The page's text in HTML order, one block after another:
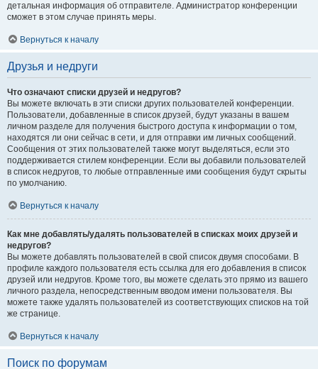
детальная информация об отправителе. Администратор конференции
сможет в этом случае принять меры.
Вернуться к началу
Друзья и недруги
Что означают списки друзей и недругов?
Вы можете включать в эти списки других пользователей конференции.
Пользователи, добавленные в список друзей, будут указаны в вашем
личном разделе для получения быстрого доступа к информации о том,
находятся ли они сейчас в сети, и для отправки им личных сообщений.
Сообщения от этих пользователей также могут выделяться, если это
поддерживается стилем конференции. Если вы добавили пользователей
в список недругов, то любые отправленные ими сообщения будут скрыты
по умолчанию.
Вернуться к началу
Как мне добавлять/удалять пользователей в списках моих друзей и
недругов?
Вы можете добавлять пользователей в свой список двумя способами. В
профиле каждого пользователя есть ссылка для его добавления в список
друзей или недругов. Кроме того, вы можете сделать это прямо из вашего
личного раздела, непосредственным вводом имени пользователя. Вы
можете также удалять пользователей из соответствующих списков на той
же странице.
Вернуться к началу
Поиск по форумам